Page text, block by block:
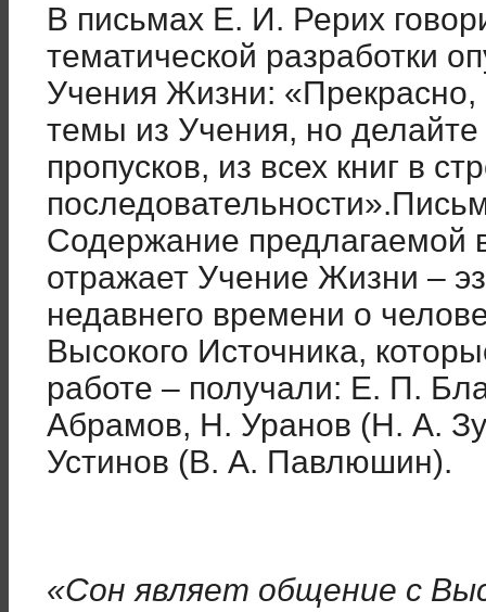
В письмах Е. И. Рерих
тематической разработки
Учения Жизни: «Прекрасно,
темы из Учения, но делайте
пропусков, из всех книг в
Содержание предлагаемой
отражает Учение Жизни –
недавнего времени о
Высокого Источника,
работе – получали: Е. П.
Абрамов, Н. Уранов (Н. А.
Устинов (В. А. Павлюшин).
«Сон являет общение с